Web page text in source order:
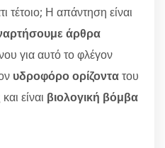
τέτοιο; Η απάντηση είναι
άρθρα
για αυτό το φλέγον
υδροφόρο ορίζοντατου
είναι βιολογική βόμβα